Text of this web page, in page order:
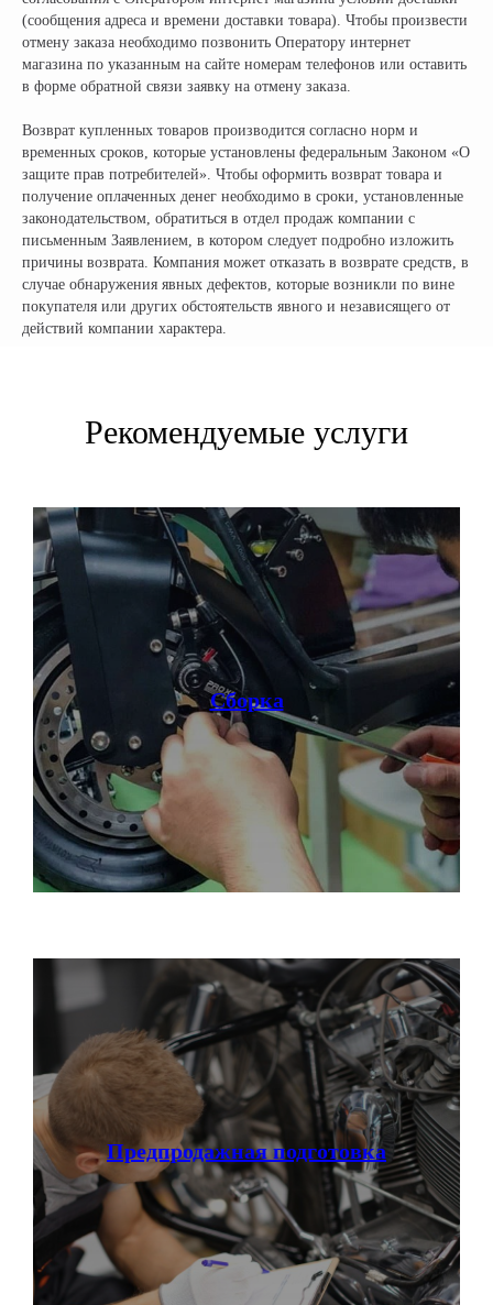
(сообщения адреса и времени доставки товара). Чтобы произвести
отмену заказа необходимо позвонить Оператору интернет
магазина по указанным на сайте номерам телефонов или оставить
в форме обратной связи заявку на отмену заказа.
Возврат купленных товаров производится согласно норм и
временных сроков, которые установлены федеральным Законом «О
защите прав потребителей». Чтобы оформить возврат товара и
получение оплаченных денег необходимо в сроки, установленные
законодательством, обратиться в отдел продаж компании с
письменным Заявлением, в котором следует подробно изложить
причины возврата. Компания может отказать в возврате средств, в
случае обнаружения явных дефектов, которые возникли по вине
покупателя или других обстоятельств явного и независящего от
действий компании характера.
Рекомендуемые услуги
Сборка
Предпродажная подготовка
Главная
Оплата
Возврат
Контакты
Блог
Электроскутеры
Электротрициклы
Электромотоциклы
Электросамокаты
Электровелосипеды
Электроквадроциклы
Грузовые электротрициклы
Электромотоциклы
Аксессуары и
прочие товары
+ 7 (495) 320-95-25
по всей России
info@citycoco-russia.com
Московская область, г. Мытищи, ул. Ярмарочная с4Б.
Павильон Т 10-15
г. Москва, съезд 91-й км МКАД
г. Краснодар
Получить консультацию
НАШИ САЛОНЫ:
Гарантия
Доставка